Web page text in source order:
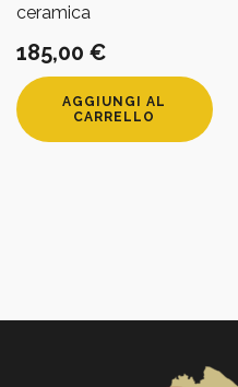
ceramica
185,00 €
AGGIUNGI AL
CARRELLO